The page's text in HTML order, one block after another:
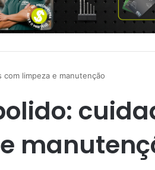
limpeza e manutenção